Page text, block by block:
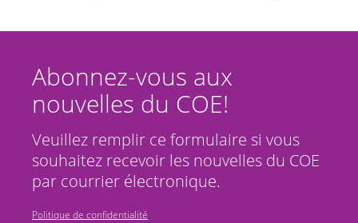
Abonnez-vous aux
nouvelles du COE!
Veuillez remplir ce formulaire si vous
souhaitez recevoir les nouvelles du COE
par courrier électronique.
Politique de confidentialité